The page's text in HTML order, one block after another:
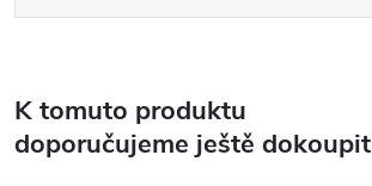
K tomuto produktu
doporučujeme ještě dokoupit